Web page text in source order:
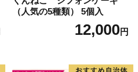
（人気の5種類） 5個入
12,000円